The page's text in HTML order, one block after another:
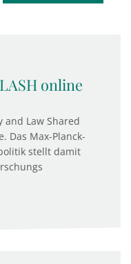
online
and Law Shared
Das Max-Planck-
stellt damit